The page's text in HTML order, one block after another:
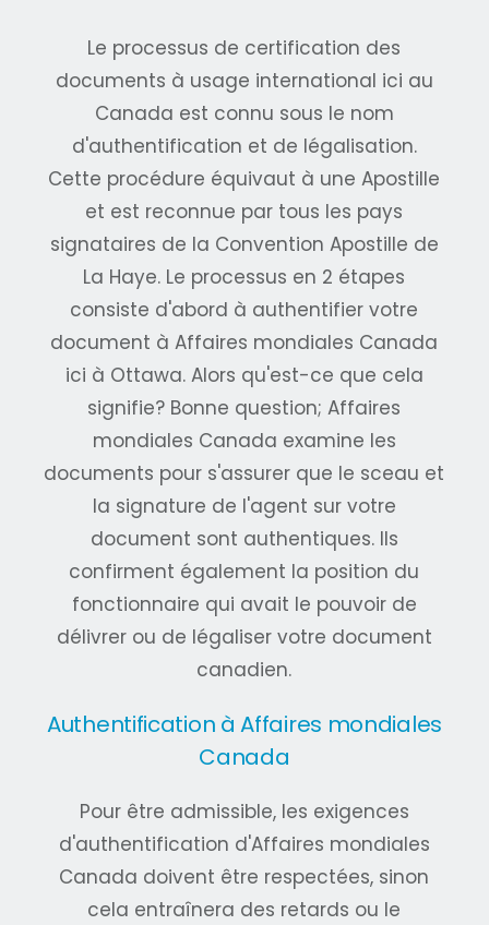
Le processus de certification des
documents à usage international ici au
Canada est connu sous le nom
d'authentification et de légalisation.
Cette procédure équivaut à une Apostille
et est reconnue par tous les pays
signataires de la Convention Apostille de
La Haye. Le processus en 2 étapes
consiste d'abord à authentifier votre
document à Affaires mondiales Canada
ici à Ottawa. Alors qu'est-ce que cela
signifie? Bonne question; Affaires
mondiales Canada examine les
documents pour s'assurer que le sceau et
la signature de l'agent sur votre
document sont authentiques. Ils
confirment également la position du
fonctionnaire qui avait le pouvoir de
délivrer ou de légaliser votre document
canadien.
Authentification à Affaires mondiales
Canada
Pour être admissible, les exigences
d'authentification d'Affaires mondiales
Canada doivent être respectées, sinon
cela entraînera des retards ou le